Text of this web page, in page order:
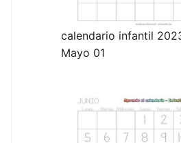
calendario infantil
Mayo 01